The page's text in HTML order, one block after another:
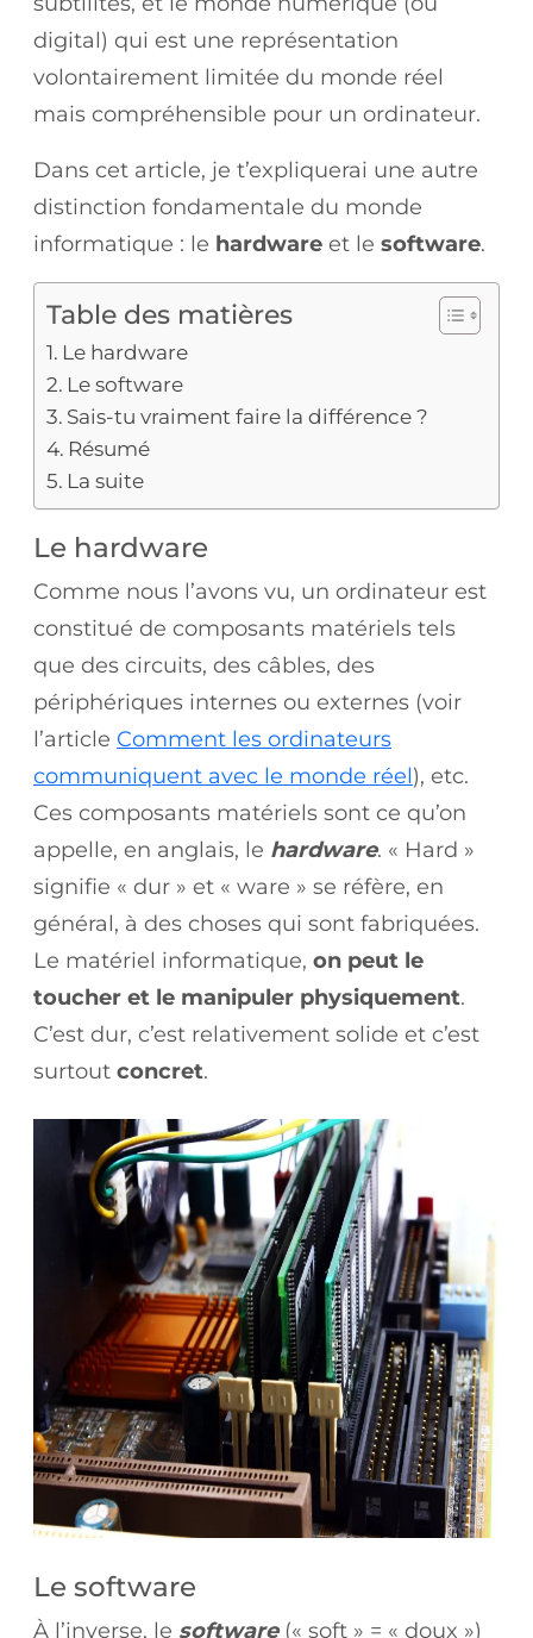
digital) qui est une représentation
volontairement limitée du monde réel
mais compréhensible pour un ordinateur.
Dans cet article, je t’expliquerai une autre
distinction fondamentale du monde
informatique : le hardware et le software.
Table des matières
Le hardware
Le software
Sais-tu vraiment faire la différence ?
Résumé
La suite
Le hardware
Comme nous l’avons vu, un ordinateur est
constitué de composants matériels tels
que des circuits, des câbles, des
périphériques internes ou externes (voir
l’article Comment les ordinateurs
communiquent avec le monde réel), etc.
Ces composants matériels sont ce qu’on
appelle, en anglais, le hardware. « Hard »
signifie « dur » et « ware » se réfère, en
général, à des choses qui sont fabriquées.
Le matériel informatique, on peut le
toucher et le manipuler physiquement.
C’est dur, c’est relativement solide et c’est
surtout concret.
Le software
À l’inverse, le software(« soft » = « doux »)